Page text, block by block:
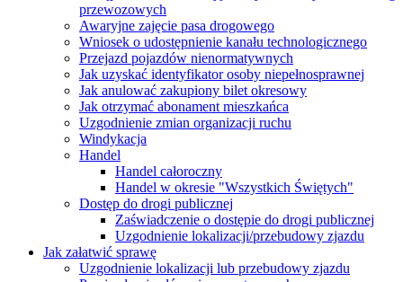
przewozowych
Awaryjne zajęcie pasa drogowego
Wniosek o udostępnienie kanału technologicznego
Przejazd pojazdów nienormatywnych
Jak uzyskać identyfikator osoby niepełnosprawnej
Jak anulować zakupiony bilet okresowy
Jak otrzymać abonament mieszkańca
Uzgodnienie zmian organizacji ruchu
Windykacja
Handel
Handel całoroczny
Handel w okresie "Wszystkich Świętych"
Dostęp do drogi publicznej
Zaświadczenie o dostępie do drogi publicznej
Uzgodnienie lokalizacji/przebudowy zjazdu
Jak załatwić sprawę
Uzgodnienie lokalizacji lub przebudowy zjazdu